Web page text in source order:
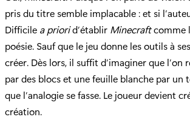
pris du titre semble implacable : et si
Difficile a priorid’établir Minecraftcomme
poésie. Sauf que le jeu donne les outils à
créer. Dès lors, il suffit d’imaginer que l’on
par des blocs et une feuille blanche par un
que l’analogie se fasse. Le joueur devient
création.